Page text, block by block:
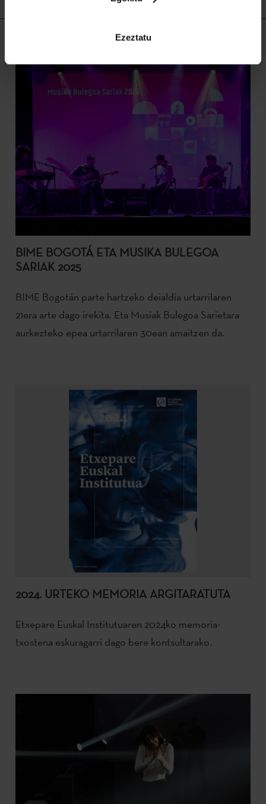
Ezeztatu
BIME BOGOTÁ ETA MUSIKA BULEGOA
SARIAK 2025
BIME Bogotán parte hartzeko deialdia urtarrilaren
21era arte dago irekita. Eta Musiak Bulegoa Sarietara
aurkezteko epea urtarrilaren 30ean amaitzen da.
2024. URTEKO MEMORIA ARGITARATUTA
Etxepare Euskal Institutuaren 2024ko memoria-
txostena eskuragarri dago bere kontsultarako.